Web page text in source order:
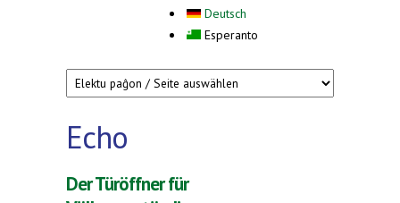
Deutsch
Esperanto
Echo
Der Türöffner für